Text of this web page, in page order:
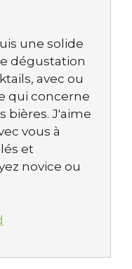
une solide
dégustation
avec ou
qui concerne
bières. J'aime
vous à
et
novice ou